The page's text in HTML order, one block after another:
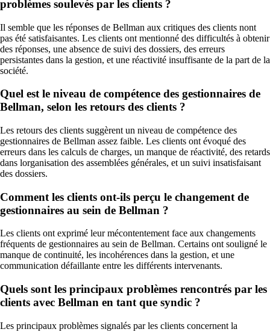
problèmes soulevés par les clients ?
Il semble que les réponses de Bellman aux critiques des clients nont
pas été satisfaisantes. Les clients ont mentionné des difficultés à obtenir
des réponses, une absence de suivi des dossiers, des erreurs
persistantes dans la gestion, et une réactivité insuffisante de la part de la
société.
Quel est le niveau de compétence des gestionnaires de
Bellman, selon les retours des clients ?
Les retours des clients suggèrent un niveau de compétence des
gestionnaires de Bellman assez faible. Les clients ont évoqué des
erreurs dans les calculs de charges, un manque de réactivité, des retards
dans lorganisation des assemblées générales, et un suivi insatisfaisant
des dossiers.
Comment les clients ont-ils perçu le changement de
gestionnaires au sein de Bellman ?
Les clients ont exprimé leur mécontentement face aux changements
fréquents de gestionnaires au sein de Bellman. Certains ont souligné le
manque de continuité, les incohérences dans la gestion, et une
communication défaillante entre les différents intervenants.
Quels sont les principaux problèmes rencontrés par les
clients avec Bellman en tant que syndic ?
Les principaux problèmes signalés par les clients concernent la